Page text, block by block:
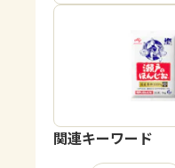
「瀬
関連キーワード